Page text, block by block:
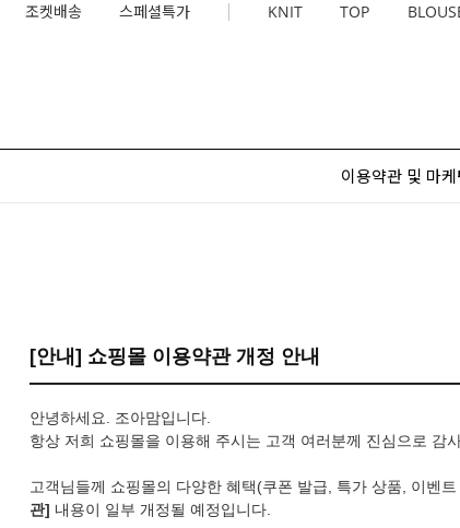
조켓배송 스페셜특가 KNIT TOP
이용약관 및 마
[안내] 쇼핑몰 이용약관 개정 안내
안녕하세요. 조아맘입니다.
항상 저희 쇼핑몰을 이용해 주시는 고객 여러분께 진심으로 감
고객님들께 쇼핑몰의 다양한 혜택(쿠폰 발급, 특가 상품, 이벤
관] 내용이 일부 개정될 예정입니다.